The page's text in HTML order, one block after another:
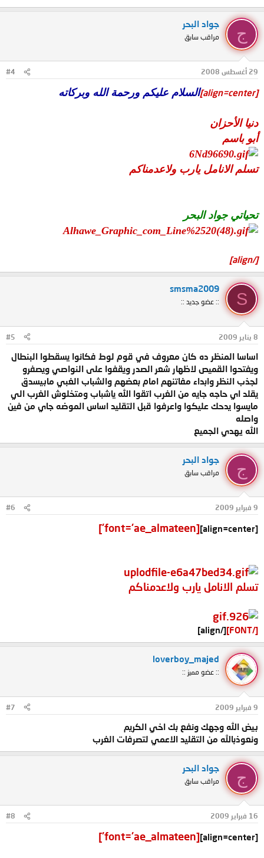
ج
جواد البحر
مراقب سابق
29 أغسطس 2008 #4
[align=center] السلام عليكم ورحمة الله وبركاته
دنيا الأحزان
أبو باسم
تسلم الانامل يارب ولاعدمناكم
تحياتي جواد البحر
[/align]
S
smsma2009
:: عضو جديد ::
8 يناير 2009 #5
اساسا المنظر ده كان معروف في قوم لوط فكانوا يسقطوا البنطال
ويفتحوا القميص لاظهار شعر الصدر ويقفوا على النواصي ويصفرو
لجذب النظر وابداء مفاتنهم امام بعضهم والشباب الغبي مابيسدق
يقلد اي حاجه جايه من الغرب اتقوا الله ياشباب ومتخلوش الغرب الي
مايسوا يدحك عليكوا واعرفوا قبل التقليد اساس الموضه جاي من فين
واصله
الله يهدي الجميع
ج
جواد البحر
مراقب سابق
9 فبراير 2009 #6
[align=center]
[font='ae_almateen']
تسلم الانامل يارب ولاعدمناكم
[/FONT]
[/align]
loverboy_majed
:: عضو مميز ::
9 فبراير 2009 #7
بيض الله وجهك ونفع بك اخي الكريم
ونعوذبالله من التقليد الاعمي لتصرفات الغرب
ج
جواد البحر
مراقب سابق
16 فبراير 2009 #8
[align=center]
[font='ae_almateen']